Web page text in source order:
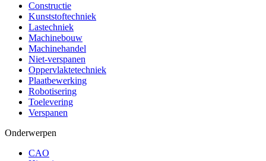
Constructie
Kunststoftechniek
Lastechniek
Machinebouw
Machinehandel
Niet-verspanen
Oppervlaktetechniek
Plaatbewerking
Robotisering
Toelevering
Verspanen
Onderwerpen
CAO